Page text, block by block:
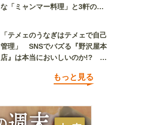
な「ミャンマー料理」と3軒のニ
「テメェのうなぎはテメェで自己
管理」 SNSでバズる『野沢屋本
店』は本当においしいのか!? い
もっと見る